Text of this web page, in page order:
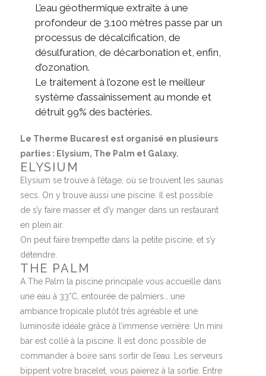
L’eau géothermique extraite à une
profondeur de 3.100 mètres passe par un
processus de décalcification, de
désulfuration, de décarbonation et, enfin,
d’ozonation.
Le traitement à l’ozone est le meilleur
système d’assainissement au monde et
détruit 99% des bactéries.
Le Therme Bucarest est organisé en plusieurs
parties : Elysium, The Palm et Galaxy.
ELYSIUM
Elysium se trouve à l’étage, où se trouvent les saunas
secs. On y trouve aussi une piscine. Il est possible
de s’y faire masser et d’y manger dans un restaurant
en plein air.
On peut faire trempette dans la petite piscine, et s’y
détendre.
THE PALM
A The Palm la piscine principale vous accueille dans
une eau à 33°C, entourée de palmiers… une
ambiance tropicale plutôt très agréable et une
luminosité idéale grâce à l’immense verrière. Un mini
bar est collé à la piscine. Il est donc possible de
commander à boire sans sortir de l’eau. Les serveurs
bippent votre bracelet, vous paierez à la sortie. Entre